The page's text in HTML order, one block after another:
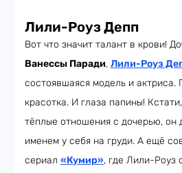
Лили-Роуз Депп
Вот что значит талант в крови!
Ванессы Паради, Лили-Роуз
состоявшаяся модель и актриса.
красотка. И глаза папины!
тёплые отношения с дочерью, он
именем у себя на груди. А ещё
сериал «Кумир», где Лили-Роуз